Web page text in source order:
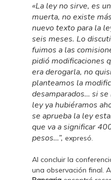
«La ley no sirve, es
muerta, no existe
nuevo texto para la
seis meses. Lo
fuimos a las
pidió modificaciones
era derogarla, no
planteamos la
desamparados… si
ley ya hubiéramos
se aprueba la ley
que va a significar
pesos…”, expresó.
Al concluir la
una observación final.